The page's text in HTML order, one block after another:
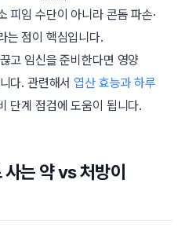
피임 수단이 아니라 콘돔 파손·
는 점이 핵심입니다.
고 임신을 준비한다면 영양
다. 관련해서 엽산 효능과 하루
단계 점검에 도움이 됩니다.
는 약 vs 처방이